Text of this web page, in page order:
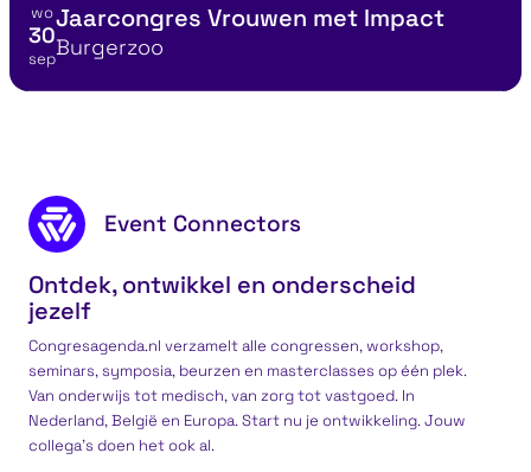
Bekijk details voor
wo
30
sep
Jaarcongres Vrouwen met Impact
Locatie
Burgerzoo
Footer content
Event Connectors
Ontdek, ontwikkel en onderscheid
jezelf
Congresagenda.nl verzamelt alle congressen, workshop,
seminars, symposia, beurzen en masterclasses op één plek.
Van onderwijs tot medisch, van zorg tot vastgoed. In
Nederland, België en Europa. Start nu je ontwikkeling. Jouw
collega’s doen het ook al.